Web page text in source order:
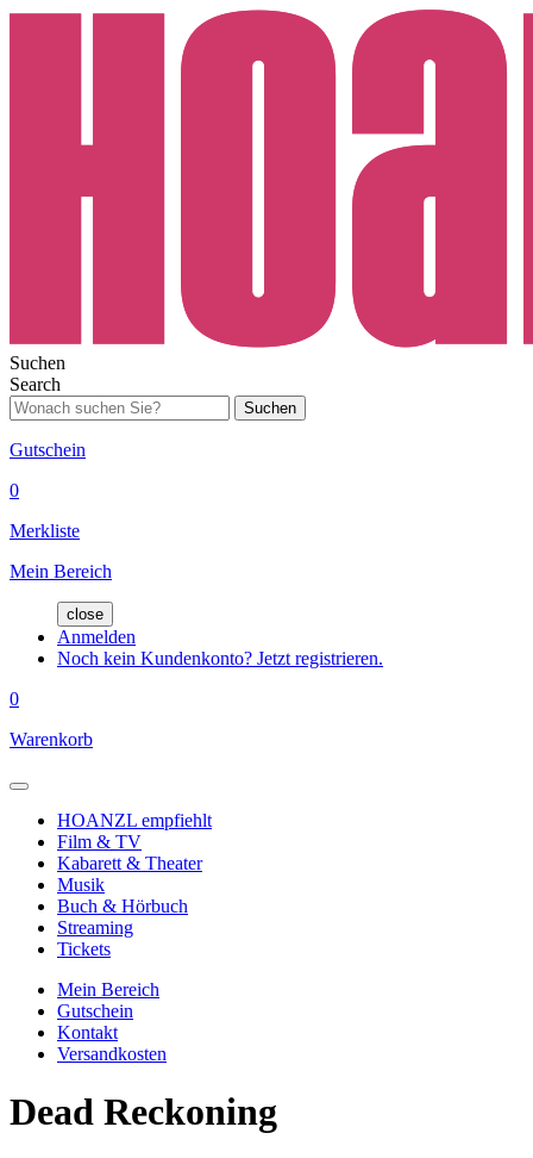
Suchen
Search
Suchen
Gutschein
0
Merkliste
Mein Bereich
close
Anmelden
Noch kein Kundenkonto? Jetzt registrieren.
0
Warenkorb
HOANZL empfiehlt
Film & TV
Kabarett & Theater
Musik
Buch & Hörbuch
Streaming
Tickets
Mein Bereich
Gutschein
Kontakt
Versandkosten
Dead Reckoning